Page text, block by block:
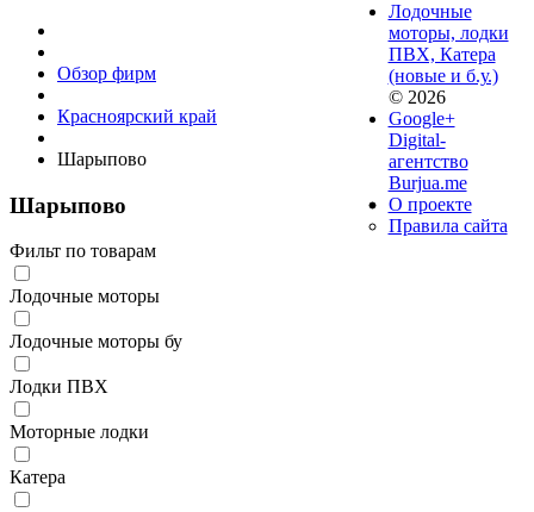
Обзор фирм
Красноярский край
Шарыпово
Шарыпово
Фильт по товарам
Лодочные моторы
Лодочные моторы бу
Лодки ПВХ
Моторные лодки
Катера
Лодочные
моторы, лодки
ПВХ, Катера
(новые и б.у.)
© 2026
Google+
Digital-
агентство
Burjua.me
О проекте
Правила сайта